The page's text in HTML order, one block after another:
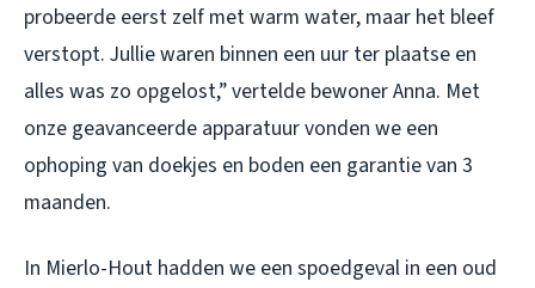
probeerde eerst zelf met warm water, maar het bleef
verstopt. Jullie waren binnen een uur ter plaatse en
alles was zo opgelost,” vertelde bewoner Anna. Met
onze geavanceerde apparatuur vonden we een
ophoping van doekjes en boden een garantie van 3
maanden.
In Mierlo-Hout hadden we een spoedgeval in een oud